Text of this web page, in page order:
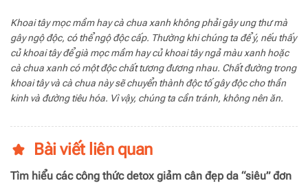
Khoai tây mọc mầm hay cà chua xanh không phải gây ung thư mà
gây ngộ độc, có thể ngộ độc cấp. Thường khi chúng ta để ý, nếu thấy
củ khoai tây để già mọc mầm hay củ khoai tây ngả màu xanh hoặc
cà chua xanh có một độc chất tương đương nhau. Chất đường trong
khoai tây và cà chua này sẽ chuyển thành độc tố gây độc cho thần
kinh và đường tiêu hóa. Vì vậy, chúng ta cần tránh, không nên ăn.
Bài viết liên quan
Tìm hiểu các công thức detox giảm cân đẹp da “siêu” đơn